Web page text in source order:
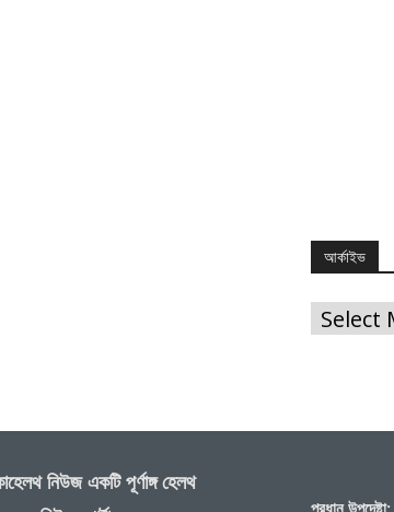
আর্কাইভ
আর্কাইভ
নিউজ একটি পূর্ণাঙ্গ হেলথ